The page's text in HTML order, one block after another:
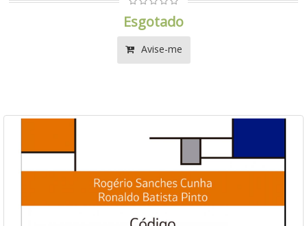
Esgotado
Avise-me